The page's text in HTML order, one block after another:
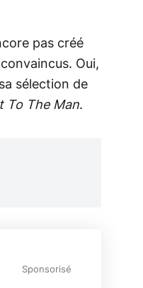
pas créé
Oui,
sélection de
To The Man.
Sponsorisé